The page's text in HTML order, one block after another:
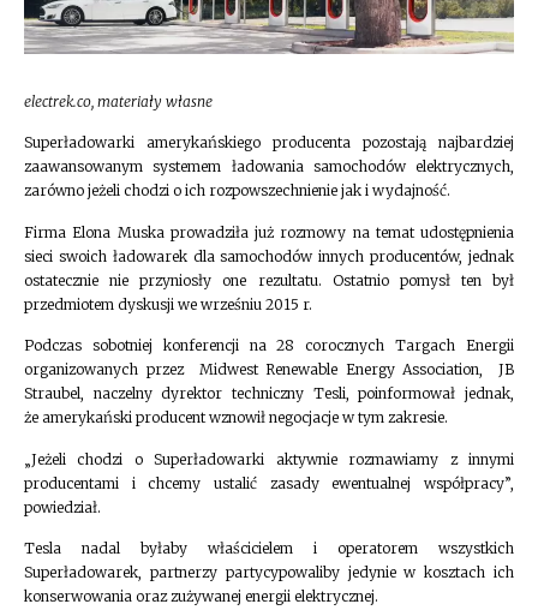
electrek.co, materiały własne
Superładowarki amerykańskiego producenta pozostają najbardziej
zaawansowanym systemem ładowania samochodów elektrycznych,
zarówno jeżeli chodzi o ich rozpowszechnienie jak i wydajność.
Firma Elona Muska prowadziła już rozmowy na temat udostępnienia
sieci swoich ładowarek dla samochodów innych producentów, jednak
ostatecznie nie przyniosły one rezultatu. Ostatnio pomysł ten był
przedmiotem dyskusji we wrześniu 2015 r.
Podczas sobotniej konferencji na 28 corocznych Targach Energii
organizowanych przez Midwest Renewable Energy Association, JB
Straubel, naczelny dyrektor techniczny Tesli, poinformował jednak,
że amerykański producent wznowił negocjacje w tym zakresie.
„Jeżeli chodzi o Superładowarki aktywnie rozmawiamy z innymi
producentami i chcemy ustalić zasady ewentualnej współpracy”,
powiedział.
Tesla nadal byłaby właścicielem i operatorem wszystkich
Superładowarek, partnerzy partycypowaliby jedynie w kosztach ich
konserwowania oraz zużywanej energii elektrycznej.